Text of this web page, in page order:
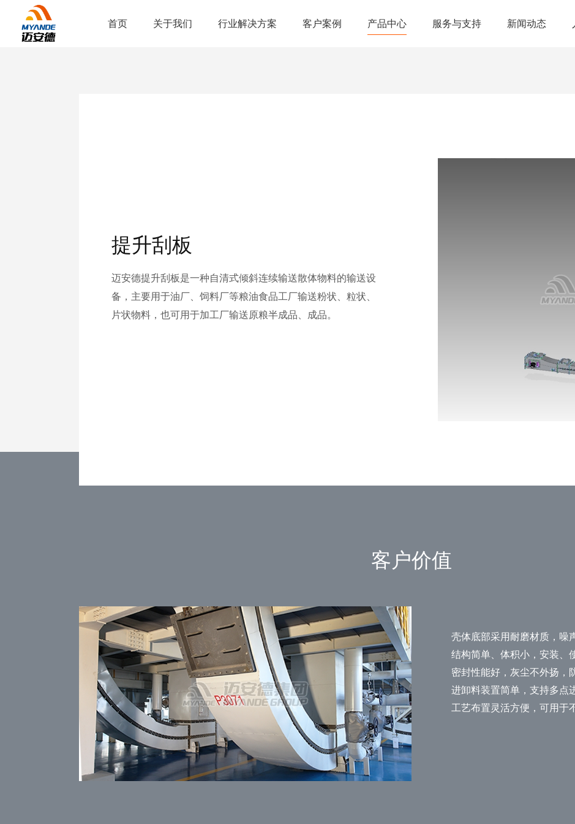
首页 关于我们 行业解决方案 客户案例 产品中心 服务与支持 新闻动态
提升刮板
迈安德提升刮板是一种自清式倾斜连续输送散体物料的输送设
备，主要用于油厂、饲料厂等粮油食品工厂输送粉状、粒状、
片状物料，也可用于加工厂输送原粮半成品、成品。
客户价值
壳体底部采用耐磨材质，噪
结构简单、体积小，安装、
密封性能好，灰尘不外扬，
进卸料装置简单，支持多点
工艺布置灵活方便，可用于